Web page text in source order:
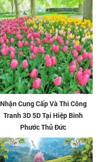
Nhận Cung Cấp Và Thi Công
Tranh 3D 5D Tại Hiệp Bình
Phước Thủ Đức